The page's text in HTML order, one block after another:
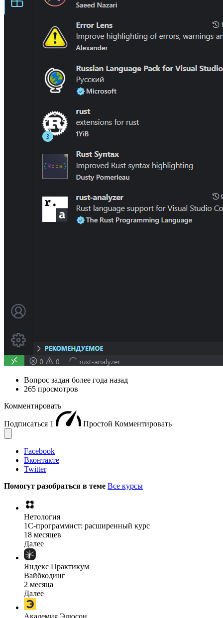
Вопрос задан более года назад
265 просмотров
Комментировать
Подписаться 1 Простой Комментировать
Facebook
Вконтакте
Twitter
Помогут разобраться в теме Все курсы
Нетология
1C-программист: расширенный курс
18 месяцев
Далее
Яндекс Практикум
Вайбкодинг
2 месяца
Далее